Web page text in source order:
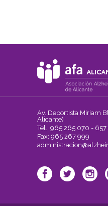
Av. Deportista Miriam
Alicante)
Tel.: 965 265 070 - 657
Fax: 965 267 999